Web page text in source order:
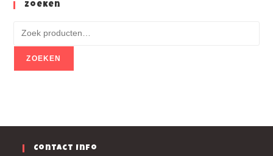
Zoeken
ZOEKEN
Contact Info